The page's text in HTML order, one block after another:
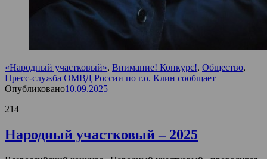
«Народный участковый», Внимание! Конкурс!, Общество,
Пресс-служба ОМВД России по г.о. Клин сообщает
Опубликовано10.09.2025
214
Народный участковый – 2025